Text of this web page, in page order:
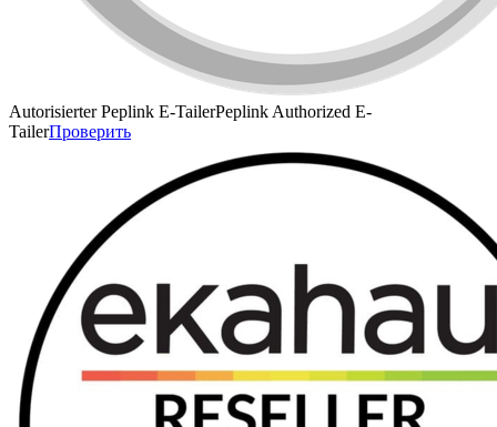
Autorisierter Peplink E-TailerPeplink Authorized E-
TailerПроверить